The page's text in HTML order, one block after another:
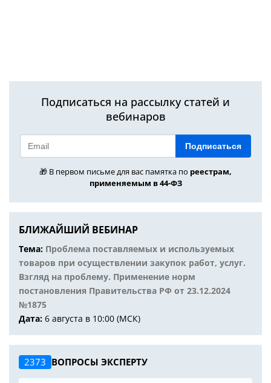
Подписаться на рассылку статей и
вебинаров
Подписаться
🎁 В первом письме для вас памятка по реестрам,
применяемым в 44-ФЗ
БЛИЖАЙШИЙ ВЕБИНАР
Тема: Проблема поставляемых и используемых
товаров при осуществлении закупок работ, услуг.
Взгляд на проблему. Применение норм
постановления Правительства РФ от 23.12.2024
№1875
Дата: 6 августа в 10:00 (МСК)
2373 ВОПРОСЫ ЭКСПЕРТУ